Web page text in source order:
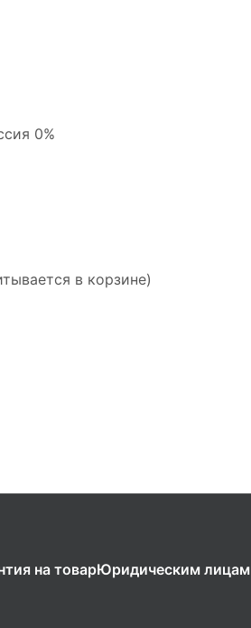
0%
в корзине)
на товарЮридическим лицам